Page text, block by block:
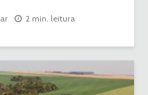
2 min. leitura